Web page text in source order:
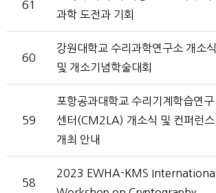
61
과학 도전과 기회
60
강원대학교 수리과학연구소 개소식
및 개소기념학술대회
59
포항공과대학교 수리기계학습연구
센터(CM2LA) 개소식 및 컨퍼런스
개최 안내
58
2023 EWHA-KMS International